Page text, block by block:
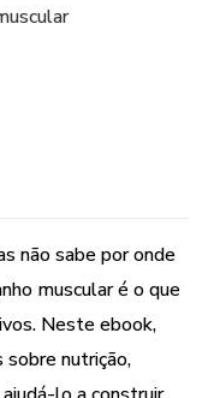
grupo muscular
para
não sabe por onde
muscular é o que
Neste ebook,
sobre nutrição,